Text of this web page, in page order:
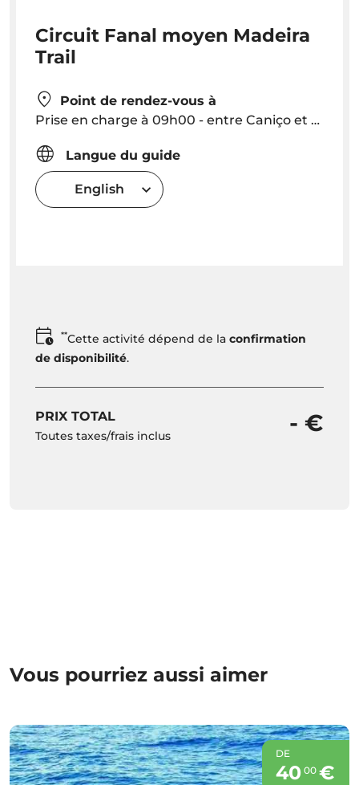
Circuit Fanal moyen Madeira
Trail
Point de rendez-vous à
Prise en charge à 09h00 - entre Caniço et Porto Moniz (en passant par Ribeira Brava) - En dehors de cette zone: prise en charge à 10 €
Langue du guide
English
**Cette activité dépend de la confirmation
de disponibilité.
PRIX TOTAL
Toutes taxes/frais inclus - €
Vous pourriez aussi aimer
DE
40 00€